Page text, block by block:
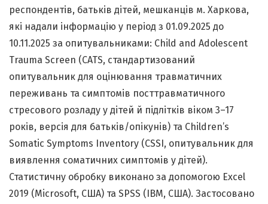
респондентів, батьків дітей, мешканців м. Харкова,
які надали інформацію у період з 01.09.2025 до
10.11.2025 за опитувальниками: Child and Adolescent
Trauma Screen (CATS, стандартизований
опитувальник для оцінювання травматичних
переживань та симптомів посттравматичного
стресового розладу у дітей й підлітків віком 3–17
років, версія для батьків/опікунів) та Children’s
Somatic Symptoms Inventory (CSSI, опитувальник для
виявлення соматичних симптомів у дітей).
Статистичну обробку виконано за допомогою Excel
2019 (Microsoft, США) та SPSS (IBM, США). Застосовано